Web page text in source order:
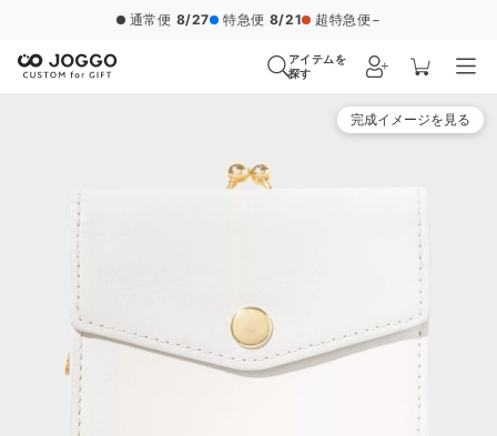
通常便 8/27 特急便 8/21 超特急便 −
アイテムを
探す
完成イメージを見る